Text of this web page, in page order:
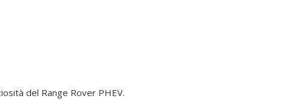
del Range Rover PHEV.